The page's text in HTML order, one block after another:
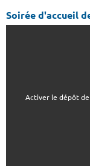
Soirée d'accueil
Activer le dépôt de